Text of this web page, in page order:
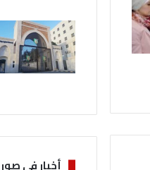
أخبار في صور